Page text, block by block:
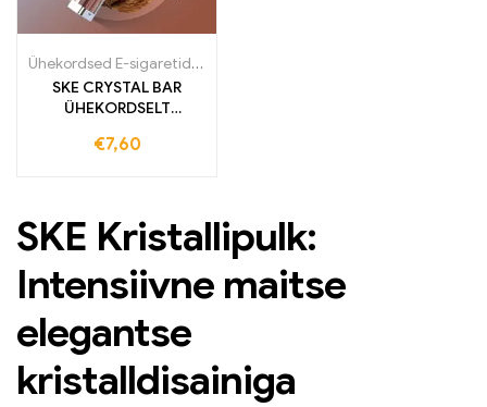
Ühekordsed E-sigaretid
,Ühekordsed e-sigaretid Iirimaal
SKE CRYSTAL BAR
ÜHEKORDSELT
SIGARETT
€7,60
SKE Kristallipulk:
Intensiivne maitse
elegantse
kristalldisainiga